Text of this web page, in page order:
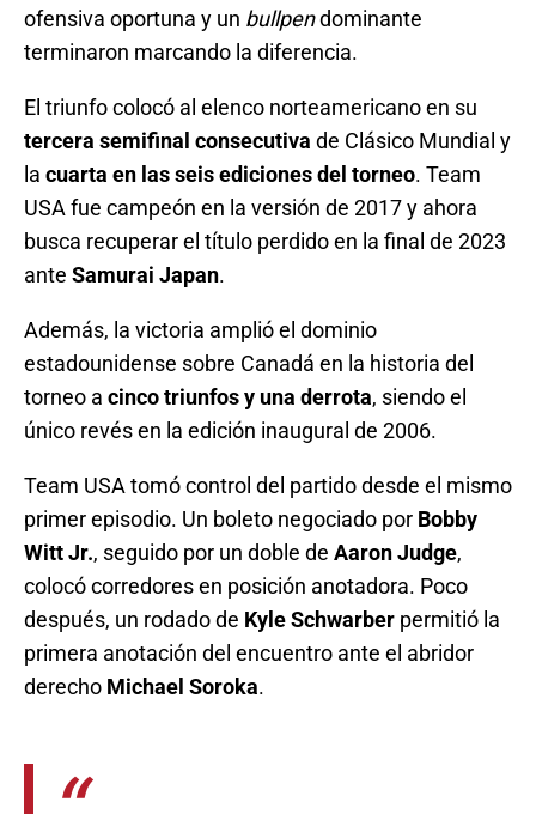
ofensiva oportuna y un bullpendominante
terminaron marcando la diferencia.
El triunfo colocó al elenco norteamericano en su
tercera semifinal consecutiva de Clásico Mundial y
la cuarta en las seis ediciones del torneo. Team
USA fue campeón en la versión de 2017 y ahora
busca recuperar el título perdido en la final de 2023
ante Samurai Japan.
Además, la victoria amplió el dominio
estadounidense sobre Canadá en la historia del
torneo a cinco triunfos y una derrota, siendo el
único revés en la edición inaugural de 2006.
Team USA tomó control del partido desde el mismo
primer episodio. Un boleto negociado por Bobby
Witt Jr., seguido por un doble de Aaron Judge,
colocó corredores en posición anotadora. Poco
después, un rodado de Kyle Schwarber permitió la
primera anotación del encuentro ante el abridor
derecho Michael Soroka.